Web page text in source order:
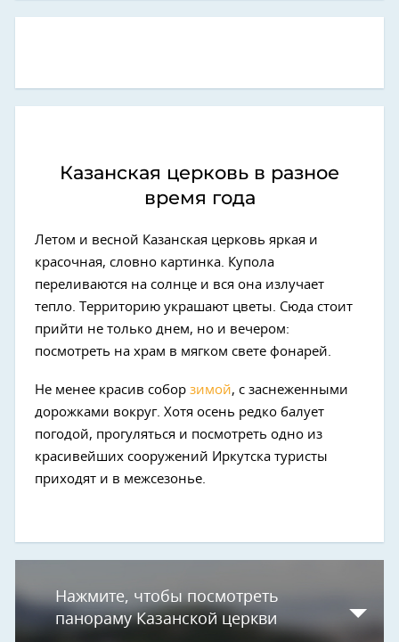
Казанская церковь в разное
время года
Летом и весной Казанская церковь яркая и
красочная, словно картинка. Купола
переливаются на солнце и вся она излучает
тепло. Территорию украшают цветы. Сюда стоит
прийти не только днем, но и вечером:
посмотреть на храм в мягком свете фонарей.
Не менее красив собор зимой, с заснеженными
дорожками вокруг. Хотя осень редко балует
погодой, прогуляться и посмотреть одно из
красивейших сооружений Иркутска туристы
приходят и в межсезонье.
Нажмите, чтобы посмотреть
панораму Казанской церкви